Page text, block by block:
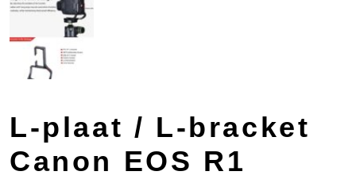
L-plaat / L-bracket
Canon EOS R1